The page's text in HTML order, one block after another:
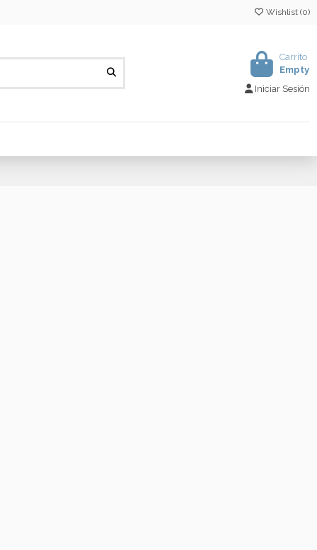
Wishlist (0)
Carrito
Empty
Iniciar Sesión